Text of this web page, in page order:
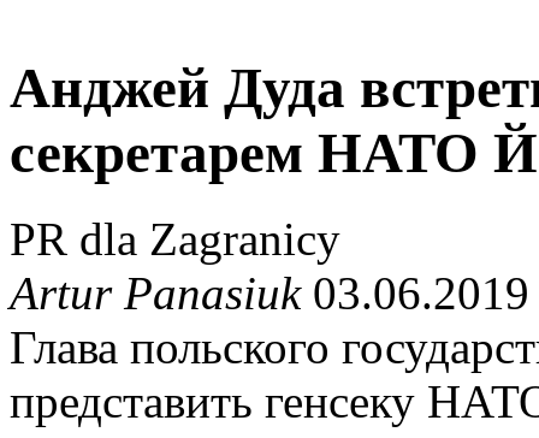
Анджей Дуда
секретарем НАТО
PR dla Zagranicy
Artur Panasiuk03.06.2019
Глава польского
представить генсеку